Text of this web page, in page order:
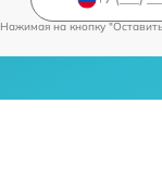
Нажимая на кнопку